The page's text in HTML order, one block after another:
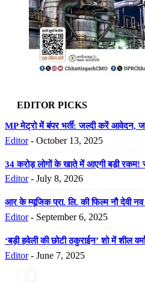
EDITOR PICKS
MP मेट्रो में बंपर भर्ती: जल्दी करें आवेदन,
Editor - October 13, 2025
34 करोड़ लोगों के खाते में आएगी बड़ी रकम!
Editor - July 8, 2026
आर के म्यूजिक प्रा. लि. की फिल्म नौ देवी नव
Editor - September 6, 2025
‘बड़ी हवेली की छोटी ठकुराईन’ शो में शील
Editor - June 7, 2025